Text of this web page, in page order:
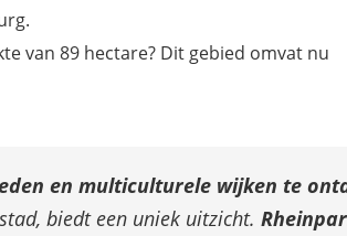
van 89 hectare? Dit gebied omvat nu
en multiculturele wijken te
biedt een uniek uitzicht.